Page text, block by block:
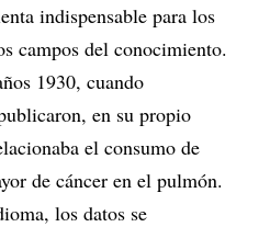
indispensable para los
campos del conocimiento.
1930, cuando
en su propio
el consumo de
de cáncer en el pulmón.
los datos se